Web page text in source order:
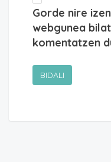
Gorde nire
webgunea
komentatzen